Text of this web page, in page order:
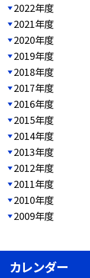
2022年度
2021年度
2020年度
2019年度
2018年度
2017年度
2016年度
2015年度
2014年度
2013年度
2012年度
2011年度
2010年度
2009年度
カレンダー